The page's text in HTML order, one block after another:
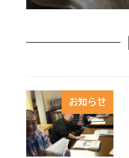
お知らせ